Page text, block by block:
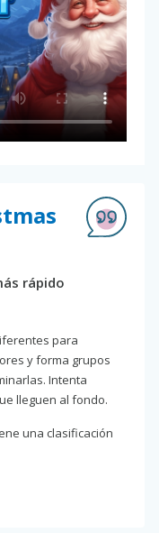
rápido
para
y forma grupos
Intenta
lleguen al fondo.
una clasificación